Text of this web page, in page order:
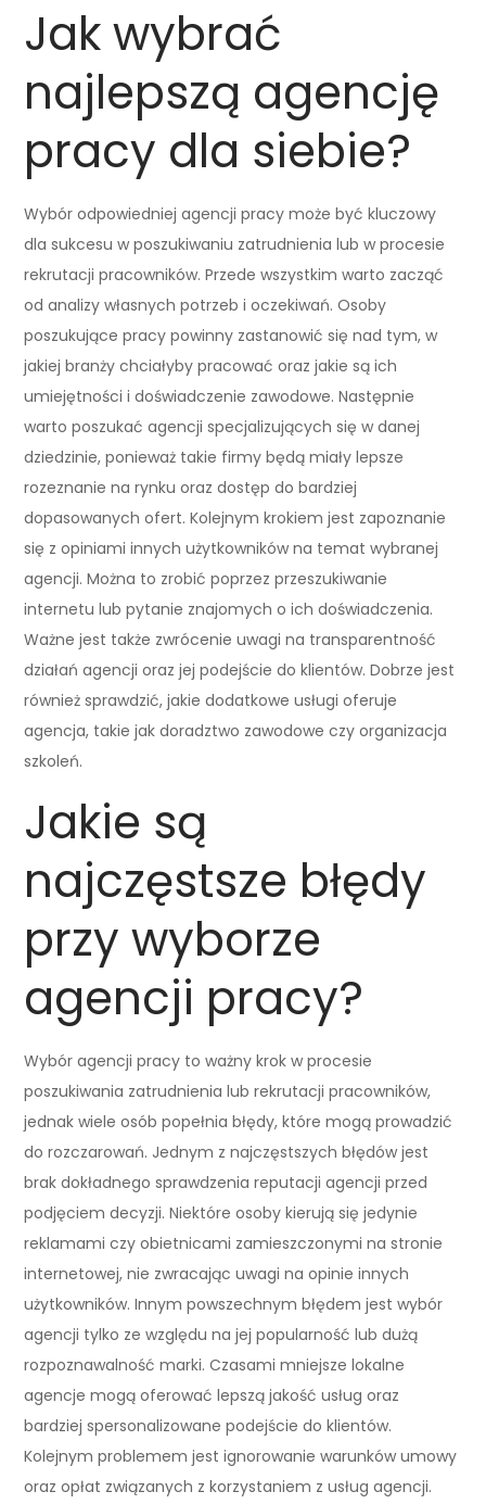
Jak wybrać
najlepszą agencję
pracy dla siebie?
Wybór odpowiedniej agencji pracy może być kluczowy
dla sukcesu w poszukiwaniu zatrudnienia lub w procesie
rekrutacji pracowników. Przede wszystkim warto zacząć
od analizy własnych potrzeb i oczekiwań. Osoby
poszukujące pracy powinny zastanowić się nad tym, w
jakiej branży chciałyby pracować oraz jakie są ich
umiejętności i doświadczenie zawodowe. Następnie
warto poszukać agencji specjalizujących się w danej
dziedzinie, ponieważ takie firmy będą miały lepsze
rozeznanie na rynku oraz dostęp do bardziej
dopasowanych ofert. Kolejnym krokiem jest zapoznanie
się z opiniami innych użytkowników na temat wybranej
agencji. Można to zrobić poprzez przeszukiwanie
internetu lub pytanie znajomych o ich doświadczenia.
Ważne jest także zwrócenie uwagi na transparentność
działań agencji oraz jej podejście do klientów. Dobrze jest
również sprawdzić, jakie dodatkowe usługi oferuje
agencja, takie jak doradztwo zawodowe czy organizacja
szkoleń.
Jakie są
najczęstsze błędy
przy wyborze
agencji pracy?
Wybór agencji pracy to ważny krok w procesie
poszukiwania zatrudnienia lub rekrutacji pracowników,
jednak wiele osób popełnia błędy, które mogą prowadzić
do rozczarowań. Jednym z najczęstszych błędów jest
brak dokładnego sprawdzenia reputacji agencji przed
podjęciem decyzji. Niektóre osoby kierują się jedynie
reklamami czy obietnicami zamieszczonymi na stronie
internetowej, nie zwracając uwagi na opinie innych
użytkowników. Innym powszechnym błędem jest wybór
agencji tylko ze względu na jej popularność lub dużą
rozpoznawalność marki. Czasami mniejsze lokalne
agencje mogą oferować lepszą jakość usług oraz
bardziej spersonalizowane podejście do klientów.
Kolejnym problemem jest ignorowanie warunków umowy
oraz opłat związanych z korzystaniem z usług agencji.